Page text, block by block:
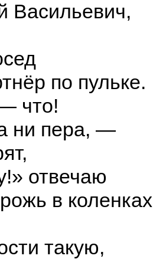
Васильевич,
по пульке.
что!
ни пера, —
отвечаю
в коленках
такую,